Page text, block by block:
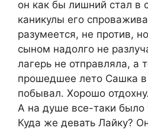
он как бы лишний стал в
каникулы его
разумеется, не против,
сыном надолго не
лагерь не отправляла, а
прошедшее лето Сашка в
побывал. Хорошо
А на душе все-таки было
Куда же девать Лайку?